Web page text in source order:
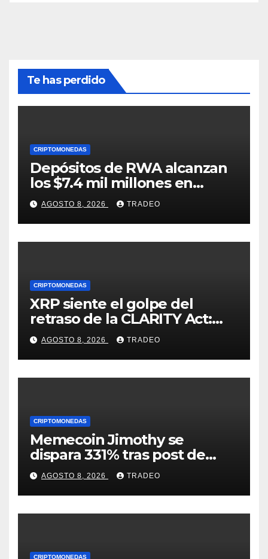
Te has perdido
CRIPTOMONEDAS
Depósitos de RWA alcanzan
los $7.4 mil millones en
medio de la caída de DeFi
AGOSTO 8, 2026 TRADEO
CRIPTOMONEDAS
XRP siente el golpe del
retraso de la CLARITY Act:
¿Podrá mantenerse por
encima de $1?
AGOSTO 8, 2026 TRADEO
CRIPTOMONEDAS
Memecoin Jimothy se
dispara 331% tras post de
Elon Musk sobre un
mapache
AGOSTO 8, 2026 TRADEO
CRIPTOMONEDAS